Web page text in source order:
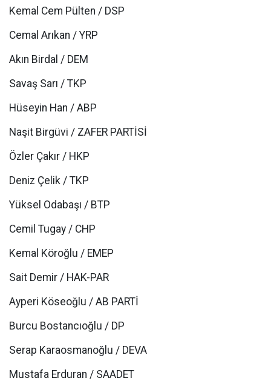
Kemal Cem Pülten / DSP
Cemal Arıkan / YRP
Akın Birdal / DEM
Savaş Sarı / TKP
Hüseyin Han / ABP
Naşit Birgüvi / ZAFER PARTİSİ
Özler Çakır / HKP
Deniz Çelik / TKP
Yüksel Odabaşı / BTP
Cemil Tugay / CHP
Kemal Köroğlu / EMEP
Sait Demir / HAK-PAR
Ayperi Köseoğlu / AB PARTİ
Burcu Bostancıoğlu / DP
Serap Karaosmanoğlu / DEVA
Mustafa Erduran / SAADET